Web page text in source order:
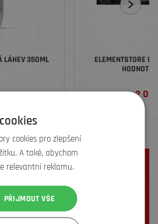
LÁHEV 350ML
ELEMENTSTORE
2
online!
VÍCE
cookies pro zlepšení
A také, abychom
relevantní reklamu.
PŘIJMOUT VŠE